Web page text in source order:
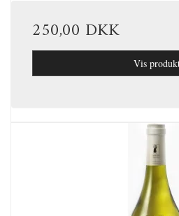
250,00 DKK
Vis